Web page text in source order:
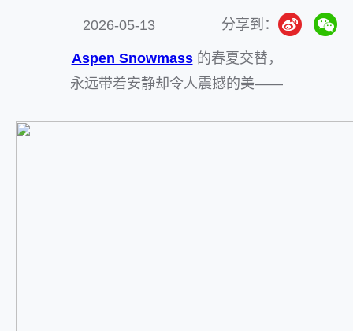
2026-05-13 分享到：
Aspen Snowmass的春夏交替，
永远带着安静却令人震撼的美——